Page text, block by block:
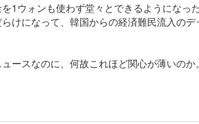
1ウォンも使わず堂々とできるようになっ
けになって、韓国からの経済難民流入の
ースなのに、何故これほど関心が薄いのか。